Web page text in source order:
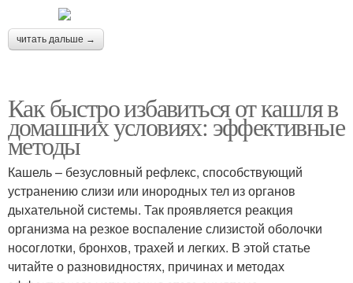
читать дальше →
Как быстро избавиться от кашля в
домашних условиях: эффективные
методы
Кашель – безусловный рефлекс, способствующий
устранению слизи или инородных тел из органов
дыхательной системы. Так проявляется реакция
организма на резкое воспаление слизистой оболочки
носоглотки, бронхов, трахей и легких. В этой статье
читайте о разновидностях, причинах и методах